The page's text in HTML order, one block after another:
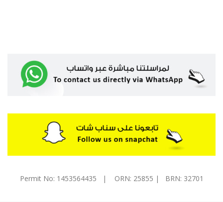
Permit No: 1453564435 | ORN: 25855 | BRN: 32701